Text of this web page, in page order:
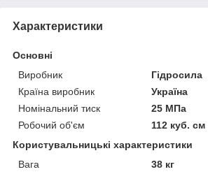
Характеристики
Основні
Виробник
Гідросила
Країна виробник
Україна
Номінальний тиск
25 МПа
Робочий об'єм
112 куб. см
Користувальницькі характеристики
Вага
38 кг